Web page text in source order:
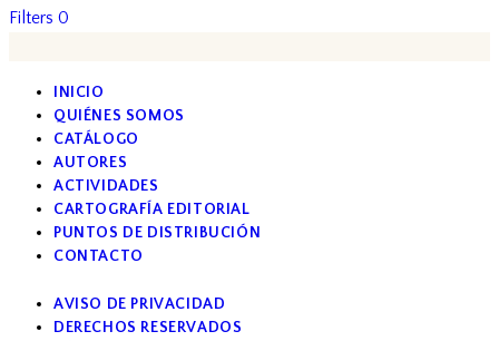
Filters 0
INICIO
QUIÉNES SOMOS
CATÁLOGO
AUTORES
ACTIVIDADES
CARTOGRAFÍA EDITORIAL
PUNTOS DE DISTRIBUCIÓN
CONTACTO
AVISO DE PRIVACIDAD
DERECHOS RESERVADOS